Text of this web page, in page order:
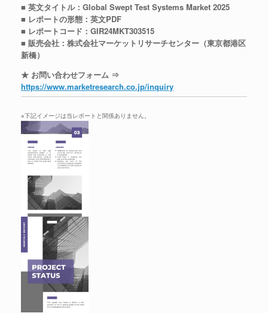
■ 英文タイトル：Global Swept Test Systems Market 2025
■ レポートの形態：英文PDF
■ レポートコード：GIR24MKT303515
■ 販売会社：株式会社マーケットリサーチセンター（東京都港区
新橋）
★ お問い合わせフォーム ⇒
https://www.marketresearch.co.jp/inquiry
※下記イメージは当レポートと関係ありません。